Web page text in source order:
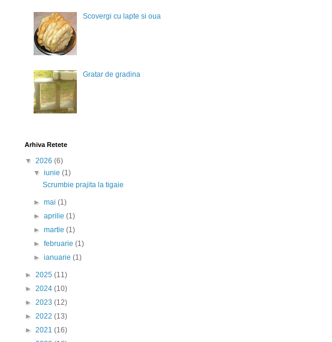
Scovergi cu lapte si oua
Gratar de gradina
Arhiva Retete
▼ 2026 (6)
▼iunie(1)
Scrumbie prajita la tigaie
►mai(1)
►aprilie(1)
►martie(1)
►februarie(1)
►ianuarie(1)
► 2025 (11)
► 2024 (10)
► 2023 (12)
► 2022 (13)
► 2021 (16)